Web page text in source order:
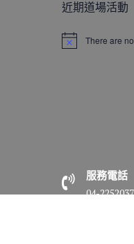
近期道場活動
N
There are
服務電話
04-